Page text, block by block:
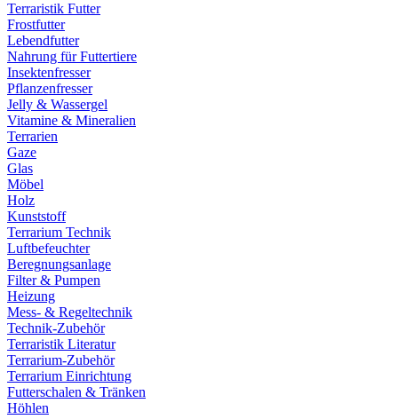
Terraristik Futter
Frostfutter
Lebendfutter
Nahrung für Futtertiere
Insektenfresser
Pflanzenfresser
Jelly & Wassergel
Vitamine & Mineralien
Terrarien
Gaze
Glas
Möbel
Holz
Kunststoff
Terrarium Technik
Luftbefeuchter
Beregnungsanlage
Filter & Pumpen
Heizung
Mess- & Regeltechnik
Technik-Zubehör
Terraristik Literatur
Terrarium-Zubehör
Terrarium Einrichtung
Futterschalen & Tränken
Höhlen